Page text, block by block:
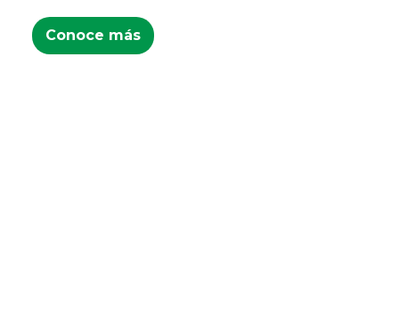
Conoce más